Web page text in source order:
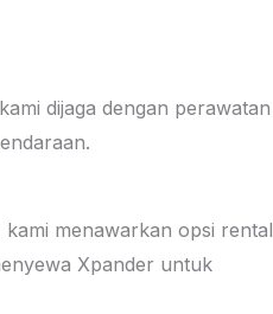
dijaga dengan perawatan
menawarkan opsi rental
Xpander untuk